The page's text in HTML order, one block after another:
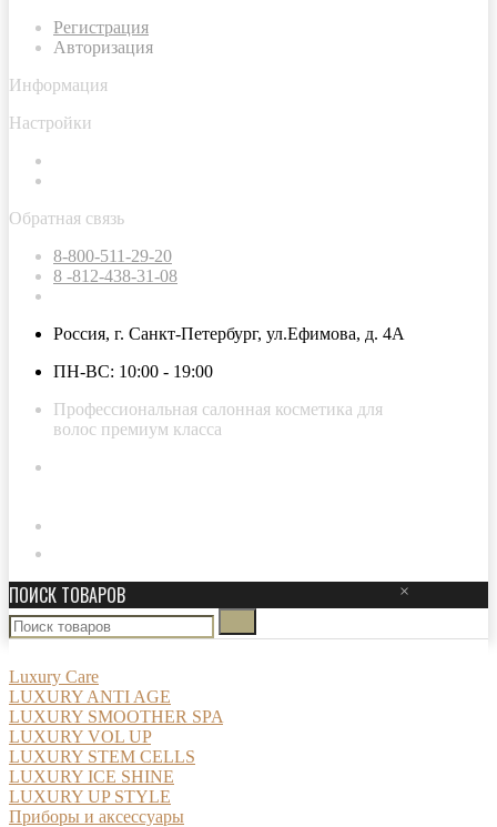
Регистрация
Авторизация
Информация
Настройки
Обратная связь
8-800-511-29-20
8 -812-438-31-08
Россия, г. Санкт-Петербург, ул.Ефимова, д. 4А
ПН-ВС: 10:00 - 19:00
Профессиональная салонная косметика для
волос премиум класса
ПОИСК ТОВАРОВ ×
Luxury Care
LUXURY ANTI AGE
LUXURY SMOOTHER SPA
LUXURY VOL UP
LUXURY STEM CELLS
LUXURY ICE SHINE
LUXURY UP STYLE
Приборы и аксессуары